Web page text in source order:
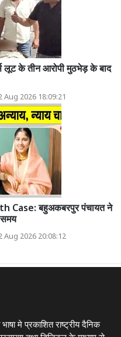
लूट के तीन आरोपी मुठभेड़ के बाद
2026 18:09:21
Case: बहुअकबरपुर पंचायत ने
समय
2026 20:08:12
मे प्रकाशित राष्ट्रीय दैनिक